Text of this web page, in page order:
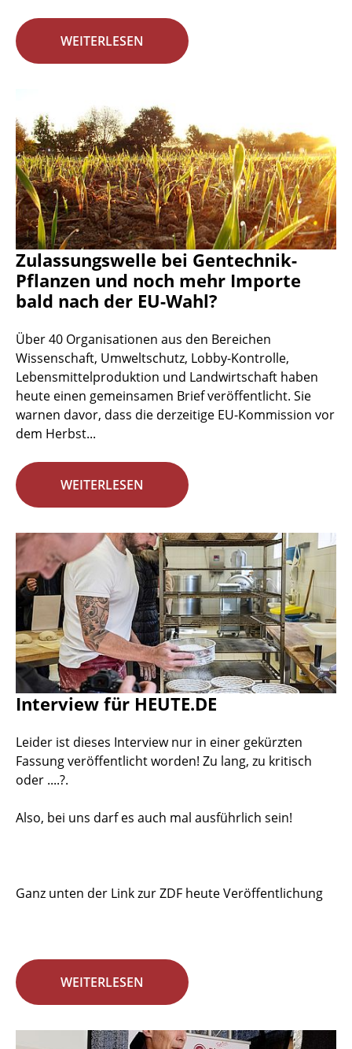
WEITERLESEN
Zulassungswelle bei Gentechnik-
Pflanzen und noch mehr Importe
bald nach der EU-Wahl?
Über 40 Organisationen aus den Bereichen
Wissenschaft, Umweltschutz, Lobby-Kontrolle,
Lebensmittelproduktion und Landwirtschaft haben
heute einen gemeinsamen Brief veröffentlicht. Sie
warnen davor, dass die derzeitige EU-Kommission vor
dem Herbst...
WEITERLESEN
Interview für HEUTE.DE
Leider ist dieses Interview nur in einer gekürzten
Fassung veröffentlicht worden! Zu lang, zu kritisch
oder ....?.
Also, bei uns darf es auch mal ausführlich sein!
Ganz unten der Link zur ZDF heute Veröffentlichung
WEITERLESEN